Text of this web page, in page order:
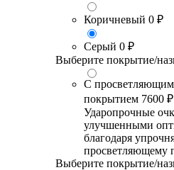
Коричневый 0 ₽
Серый 0 ₽
Выберите покрытие/
С
покрытием 7600 ₽
Ударопрочные
улучшенными
благодаря
просветляющему
Выберите покрытие/